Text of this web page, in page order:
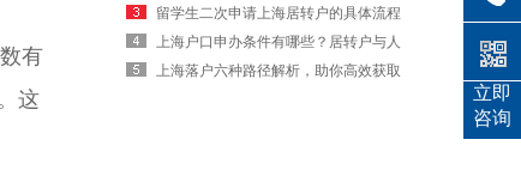
有
这
规定要求
留学生二次申请上海居转户的具体流程
是什么
上海户口申办条件有哪些？居转户与人
才引进要求详解
上海落户六种路径解析，助你高效获取
立即
咨询